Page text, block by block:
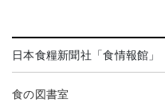
日本食糧新聞社「食情報館」
食の図書室